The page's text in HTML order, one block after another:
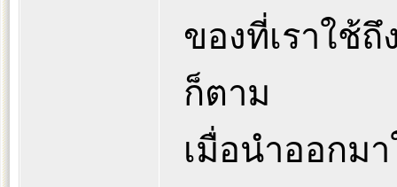
ของที่เราใช้
ก็ตาม
เมื่อนำออกม